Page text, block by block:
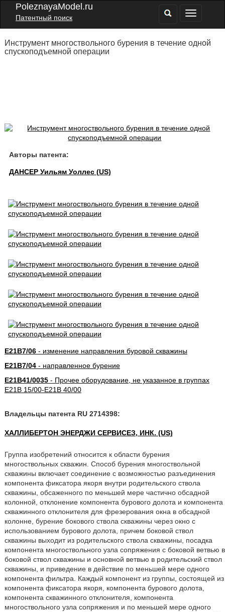
PoleznayaModel.ru
Патентный поиск
Инструмент многоствольного бурения в течение одной
спускоподъемной операции
Авторы патента:
ДАНСЕР Уильям Уоллес (US)
E21B7/06- изменение направления буровой скважины
E21B7/04- направленное бурение
E21B41/0035- Прочее оборудование, не указанное в группах
E21B 15/00-E21B 40/00
Владельцы патента RU 2714398:
ХАЛЛИБЕРТОН ЭНЕРДЖИ СЕРВИСЕЗ, ИНК. (US)
Группа изобретений относится к области бурения
многоствольных скважин. Способ бурения многоствольной
скважины включает соединение с возможностью разъединения
компонента фиксатора якоря внутри родительского ствола
скважины, обсаженного по меньшей мере частично обсадной
колонной, отклонение компонента бурового долота и компонента
скважинного отклонителя для фрезерования окна в обсадной
колонне, бурение бокового ствола скважины через окно с
использованием бурового долота, причем боковой ствол
скважины выходит из родительского ствола скважины, посадка
компонента многоствольного узла сопряжения с боковой ветвью в
боковой ствол скважины и основной ветвью в родительский ствол
скважины, и приведение в действие по меньшей мере одного
компонента фильтра. Каждый компонент из группы, состоящей из
компонента фиксатора якоря, компонента бурового долота,
компонента скважинного отклонителя, компонента
многоствольного узла сопряжения и по меньшей мере одного